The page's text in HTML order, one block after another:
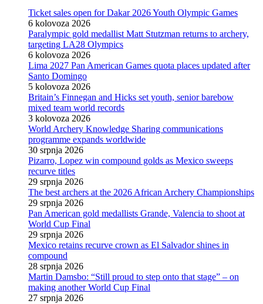
Ticket sales open for Dakar 2026 Youth Olympic Games
6 kolovoza 2026
Paralympic gold medallist Matt Stutzman returns to archery,
targeting LA28 Olympics
6 kolovoza 2026
Lima 2027 Pan American Games quota places updated after
Santo Domingo
5 kolovoza 2026
Britain’s Finnegan and Hicks set youth, senior barebow
mixed team world records
3 kolovoza 2026
World Archery Knowledge Sharing communications
programme expands worldwide
30 srpnja 2026
Pizarro, Lopez win compound golds as Mexico sweeps
recurve titles
29 srpnja 2026
The best archers at the 2026 African Archery Championships
29 srpnja 2026
Pan American gold medallists Grande, Valencia to shoot at
World Cup Final
29 srpnja 2026
Mexico retains recurve crown as El Salvador shines in
compound
28 srpnja 2026
Martin Damsbo: “Still proud to step onto that stage” – on
making another World Cup Final
27 srpnja 2026